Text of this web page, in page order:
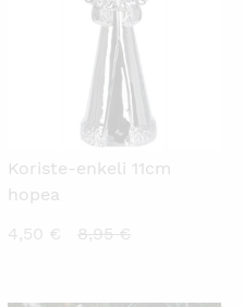
Koriste-enkeli 11cm
hopea
4,50 €
Nykyinen
8,95€Alkuperäinen